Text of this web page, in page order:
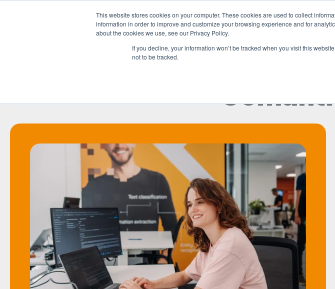
This website stores cookies on your computer. These cookies are used to collect
information in order to improve and customize your browsing experience and for
about the cookies we use, see our Privacy Policy.
If you decline, your information won’t be tracked when you visit this
not to be tracked.